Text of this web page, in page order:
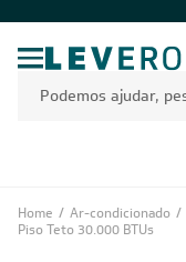
Home / Ar-condicionado /
Piso Teto 30.000 BTUs